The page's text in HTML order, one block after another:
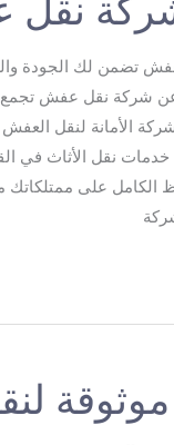
تضمن لك الجودة
شركة نقل عفش تجمع
الأمانة لنقل
نقل الأثاث في
الكامل على